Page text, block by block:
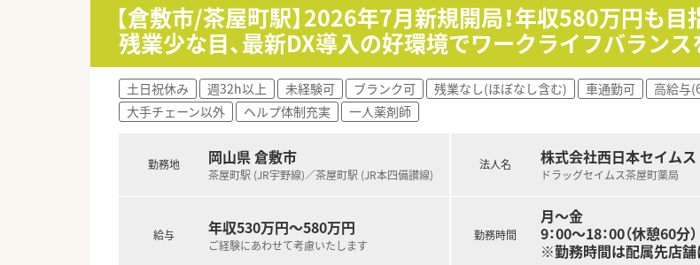
【倉敷市/茶屋町駅】2026年7月新規開局！年収580万円も
残業少な目、最新DX導入の好環境でワークライフバランス
土日祝休み 週32h以上 未経験可 ブランク可 残業なし(ほぼなし含む) 車通勤可 高給与
大手チェーン以外
ヘルプ体制充実 一人薬剤師
勤務地 岡山県 倉敷市
茶屋町駅 (JR宇野線)／茶屋町駅 (JR本四備讃線)
給与 年収530万円～580万円
ご経験にあわせて考慮いたします
法人名 株式会社西日本セイムス
ドラッグセイムス茶屋町薬局
勤務時間
月～金
9：00～18：00（休憩60分）
※勤務時間は配属先店舗